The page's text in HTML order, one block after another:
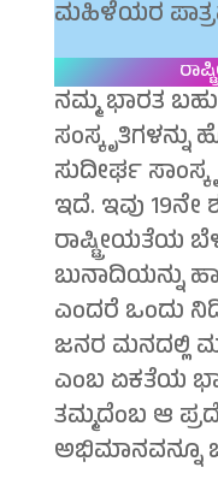
ಮಹಿಳೆಯರ
ನಮ್ಮ ಭಾರತ
ಸುದೀರ್ಘ
ಇದೆ. ಇವು 19ನೇ
ರಾಷ್ಟ್ರೀಯತೆಯ
ಬುನಾದಿಯನ್ನು
ಎಂದರೆ ಒಂದು
ಜನರ ಮನದಲ್ಲಿ
ಎಂಬ ಏಕತೆಯ
ತಮ್ಮದೆಂಬ ಆ
ಅಭಿಮಾನವನ್ನೂ